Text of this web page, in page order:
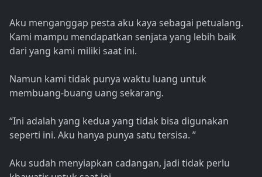
Aku menganggap pesta aku kaya sebagai petualang.
Kami mampu mendapatkan senjata yang lebih baik
dari yang kami miliki saat ini.
Namun kami tidak punya waktu luang untuk
membuang-buang uang sekarang.
“Ini adalah yang kedua yang tidak bisa digunakan
seperti ini. Aku hanya punya satu tersisa. ”
Aku sudah menyiapkan cadangan, jadi tidak perlu